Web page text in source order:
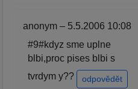
anonym – 5.5.2006 10:08
#9#kdyz sme uplne
blbi,proc pises blbi s
tvrdym y??
odpovědět